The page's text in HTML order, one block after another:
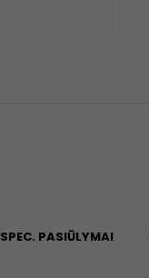
SPEC. PASIŪLYMAI